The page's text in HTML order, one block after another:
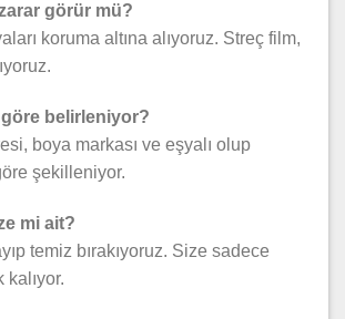
görür mü?
koruma altına alıyoruz. Streç film,
belirleniyor?
boya markası ve eşyalı olup
şekilleniyor.
mi ait?
temiz bırakıyoruz. Size sadece
kalıyor.